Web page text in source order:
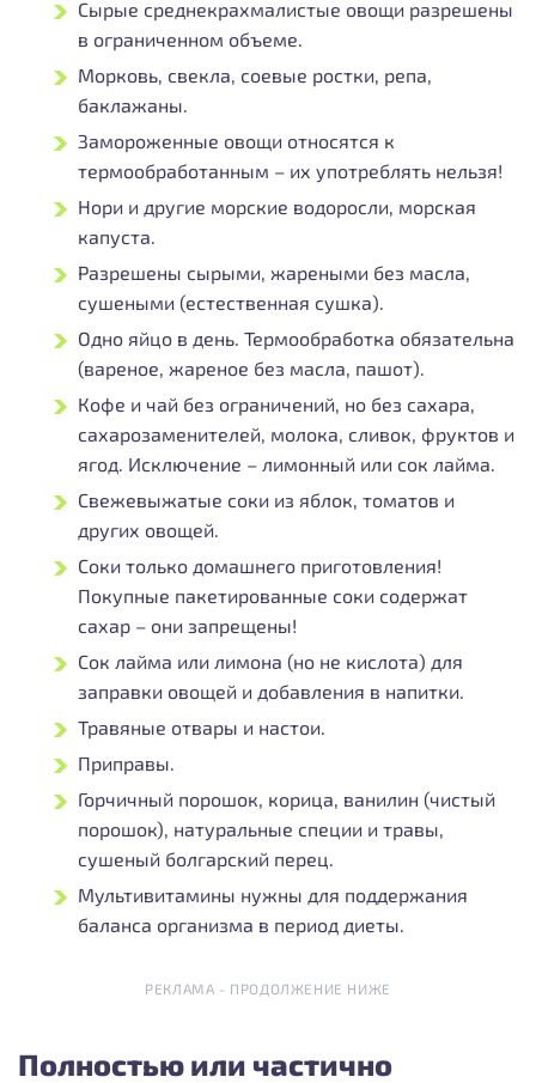
Сырые среднекрахмалистые овощи разрешены
в ограниченном объеме.
Морковь, свекла, соевые ростки, репа,
баклажаны.
Замороженные овощи относятся к
термообработанным – их употреблять нельзя!
Нори и другие морские водоросли, морская
капуста.
Разрешены сырыми, жареными без масла,
сушеными (естественная сушка).
Одно яйцо в день. Термообработка обязательна
(вареное, жареное без масла, пашот).
Кофе и чай без ограничений, но без сахара,
сахарозаменителей, молока, сливок, фруктов и
ягод. Исключение – лимонный или сок лайма.
Свежевыжатые соки из яблок, томатов и
других овощей.
Соки только домашнего приготовления!
Покупные пакетированные соки содержат
сахар – они запрещены!
Сок лайма или лимона (но не кислота) для
заправки овощей и добавления в напитки.
Травяные отвары и настои.
Приправы.
Горчичный порошок, корица, ванилин (чистый
порошок), натуральные специи и травы,
сушеный болгарский перец.
Мультивитамины нужны для поддержания
баланса организма в период диеты.
РЕКЛАМА - ПРОДОЛЖЕНИЕ НИЖЕ
Полностью или частично